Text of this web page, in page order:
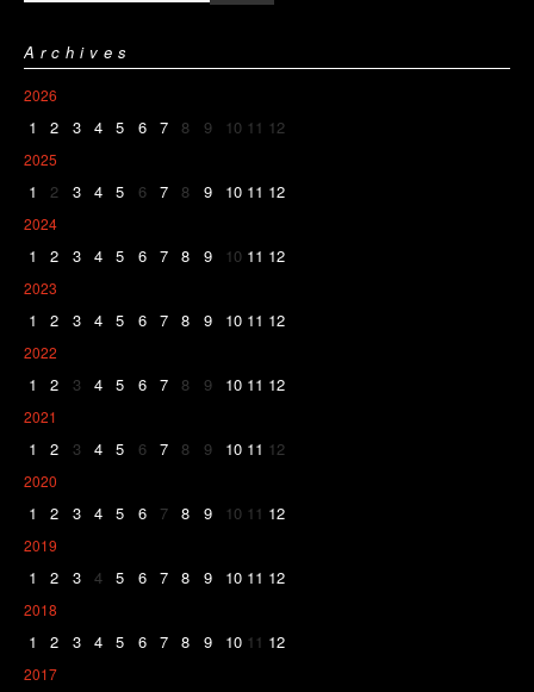
Archives
2026
1 2 3 4 5 6 7 8 9 10 11 12
2025
1 2 3 4 5 6 7 8 9 10 11 12
2024
1 2 3 4 5 6 7 8 9 10 11 12
2023
1 2 3 4 5 6 7 8 9 10 11 12
2022
1 2 3 4 5 6 7 8 9 10 11 12
2021
1 2 3 4 5 6 7 8 9 10 11 12
2020
1 2 3 4 5 6 7 8 9 10 11 12
2019
1 2 3 4 5 6 7 8 9 10 11 12
2018
1 2 3 4 5 6 7 8 9 10 11 12
2017